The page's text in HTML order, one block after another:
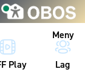
Meny
Play Lag